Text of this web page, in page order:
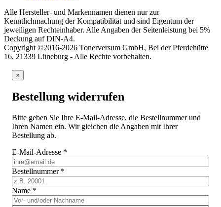
Alle Hersteller- und Markennamen dienen nur zur
Kenntlichmachung der Kompatibilität und sind Eigentum der
jeweiligen Rechteinhaber. Alle Angaben der Seitenleistung bei 5%
Deckung auf DIN-A4.
Copyright ©2016-2026 Tonerversum GmbH, Bei der Pferdehütte
16, 21339 Lüneburg - Alle Rechte vorbehalten.
×
Bestellung widerrufen
Bitte geben Sie Ihre E-Mail-Adresse, die Bestellnummer und
Ihren Namen ein. Wir gleichen die Angaben mit Ihrer
Bestellung ab.
E-Mail-Adresse *
Bestellnummer *
Name *